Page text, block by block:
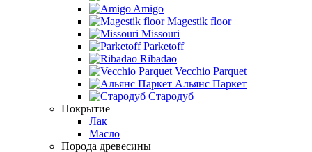
Amigo
Magestik floor
Missouri
Parketoff
Ribadao
Vecchio Parquet
Альянс Паркет
Стародуб
Покрытие
Лак
Масло
Порода древесины